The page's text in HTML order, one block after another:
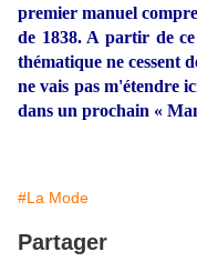
premier manuel
de 1838. A partir de
thématique ne cessent
ne vais pas m'étendre
dans un prochain «
#La Mode
Partager